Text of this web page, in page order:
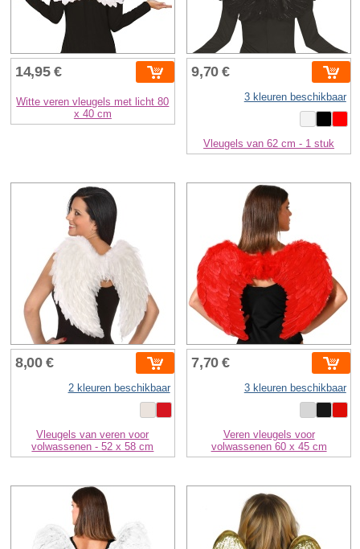
14,95 €
Witte veren vleugels met licht 80
x 40 cm
9,70 €
3 kleuren beschikbaar
Vleugels van 62 cm - 1 stuk
8,00 €
2 kleuren beschikbaar
Vleugels van veren voor
volwassenen - 52 x 58 cm
7,70 €
3 kleuren beschikbaar
Veren vleugels voor
volwassenen 60 x 45 cm